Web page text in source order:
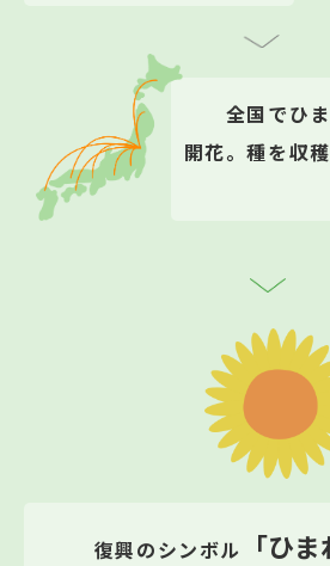
全国でひ
開花。種を収
復興のシンボル 「ひま